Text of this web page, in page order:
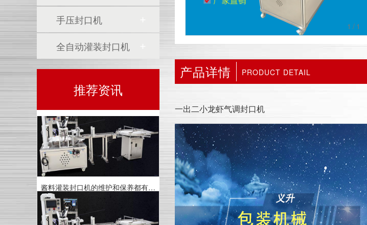
1 /1
产品详情 PRODUCT DETAIL
一出二小龙虾气调封口机
手压封口机
全自动灌装封口机
推荐资讯
为什么快餐封盒机需要有这样的功能呢？